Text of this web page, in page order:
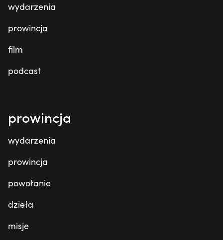
wydarzenia
prowincja
film
podcast
prowincja
wydarzenia
prowincja
powołanie
dzieła
misje